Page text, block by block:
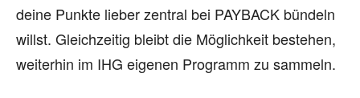
deine Punkte lieber zentral bei PAYBACK bündeln
willst. Gleichzeitig bleibt die Möglichkeit bestehen,
weiterhin im IHG eigenen Programm zu sammeln.